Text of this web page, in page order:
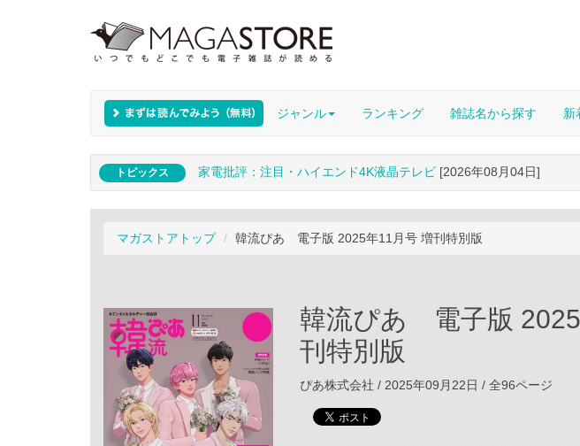
ジャンル ランキング 雑誌名から探す 新
トピックス 家電批評：注目・ハイエンド4K液晶テレビ [2026年08月04日]
マガストアトップ 韓流ぴあ 電子版 2025年11月号 増刊特別版
韓流ぴあ 電子版
刊特別版
ぴあ株式会社 / 2025年09月22日 / 全96ページ